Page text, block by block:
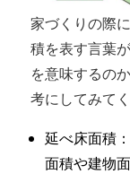
家づくりの際
積を表す言葉
を意味するの
考にしてみてく
延べ床面積
面積や建物